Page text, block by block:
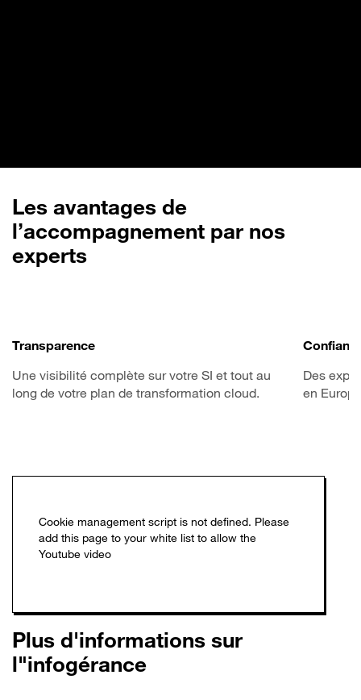
Les avantages de
l’accompagnement par nos
experts
Transparence
Une visibilité complète sur votre SI et tout au
long de votre plan de transformation cloud.
Des
en
Plus d'informations sur
l"infogérance